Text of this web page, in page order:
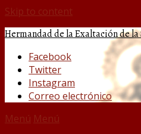
Skip to content
Hermandad de la Exaltación de
Facebook
Twitter
Instagram
Correo electrónico
Menú Menú